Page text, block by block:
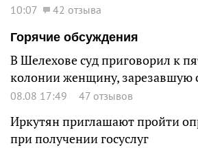
10:07
42 отзыва
Горячие обсуждения
В Шелехове суд приговорил к
колонии женщину, зарезавшую
08.08 17:49 47 отзывов
Иркутян приглашают пройти
при получении госуслуг